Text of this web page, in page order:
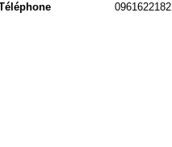
0961622182